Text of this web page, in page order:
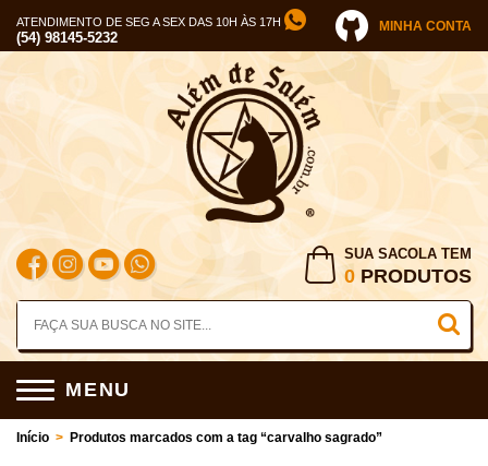
ATENDIMENTO DE SEG A SEX DAS 10H ÀS 17H
(54) 98145-5232
MINHA CONTA
SUA SACOLA TEM
0 PRODUTOS
MENU
Início > Produtos marcados com a tag “carvalho sagrado”